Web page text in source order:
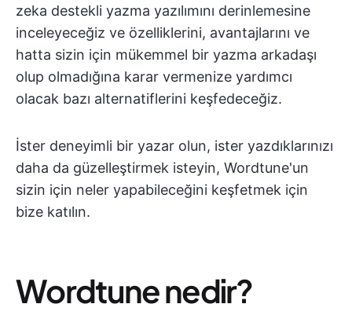
zeka destekli yazma yazılımını derinlemesine
inceleyeceğiz ve özelliklerini, avantajlarını ve
hatta sizin için mükemmel bir yazma arkadaşı
olup olmadığına karar vermenize yardımcı
olacak bazı alternatiflerini keşfedeceğiz.
İster deneyimli bir yazar olun, ister yazdıklarınızı
daha da güzelleştirmek isteyin, Wordtune'un
sizin için neler yapabileceğini keşfetmek için
bize katılın.
Wordtune nedir?